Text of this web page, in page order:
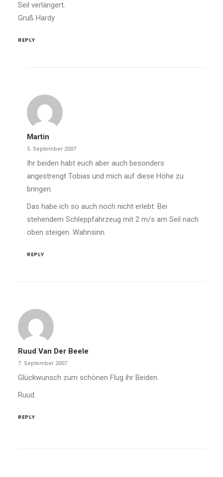
Seil verlängert.
Gruß Hardy
REPLY
Martin
5. September 2007
Ihr beiden habt euch aber auch besonders
angestrengt Tobias und mich auf diese Höhe zu
bringen.
Das habe ich so auch noch nicht erlebt: Bei
stehendem Schleppfahrzeug mit 2 m/s am Seil nach
oben steigen. Wahnsinn.
REPLY
Ruud Van Der Beele
7. September 2007
Glückwunsch zum schönen Flug ihr Beiden.
Ruud.
REPLY